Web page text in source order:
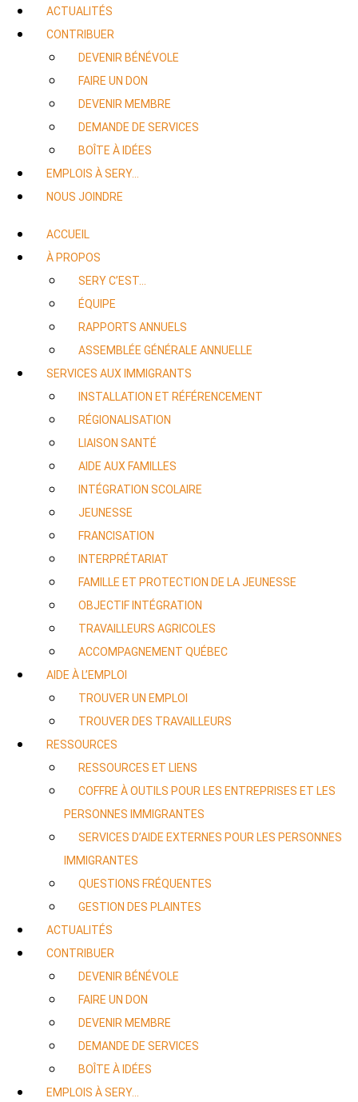
ACTUALITÉS
CONTRIBUER
DEVENIR BÉNÉVOLE
FAIRE UN DON
DEVENIR MEMBRE
DEMANDE DE SERVICES
BOÎTE À IDÉES
EMPLOIS À SERY…
NOUS JOINDRE
ACCUEIL
À PROPOS
SERY C’EST…
ÉQUIPE
RAPPORTS ANNUELS
ASSEMBLÉE GÉNÉRALE ANNUELLE
SERVICES AUX IMMIGRANTS
INSTALLATION ET RÉFÉRENCEMENT
RÉGIONALISATION
LIAISON SANTÉ
AIDE AUX FAMILLES
INTÉGRATION SCOLAIRE
JEUNESSE
FRANCISATION
INTERPRÉTARIAT
FAMILLE ET PROTECTION DE LA JEUNESSE
OBJECTIF INTÉGRATION
TRAVAILLEURS AGRICOLES
ACCOMPAGNEMENT QUÉBEC
AIDE À L’EMPLOI
TROUVER UN EMPLOI
TROUVER DES TRAVAILLEURS
RESSOURCES
RESSOURCES ET LIENS
COFFRE À OUTILS POUR LES ENTREPRISES ET LES
PERSONNES IMMIGRANTES
SERVICES D’AIDE EXTERNES POUR LES PERSONNES
IMMIGRANTES
QUESTIONS FRÉQUENTES
GESTION DES PLAINTES
ACTUALITÉS
CONTRIBUER
DEVENIR BÉNÉVOLE
FAIRE UN DON
DEVENIR MEMBRE
DEMANDE DE SERVICES
BOÎTE À IDÉES
EMPLOIS À SERY…